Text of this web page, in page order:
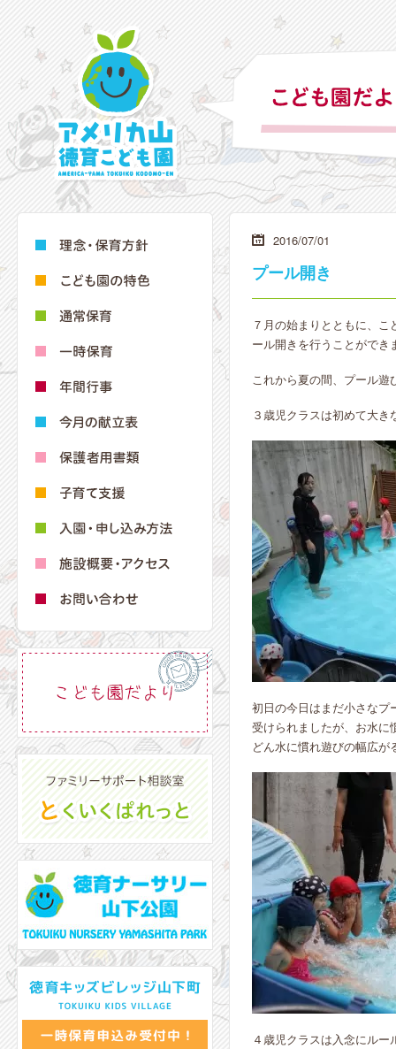
2016/07/01
プール開き
７月の始まりとともに、
ール開きを行うことができ
これから夏の間、プール遊
３歳児クラスは初めて大
初日の今日はまだ小さなプ
受けられましたが、お水に
どん水に慣れ遊びの幅広が
４歳児クラスは入念にル